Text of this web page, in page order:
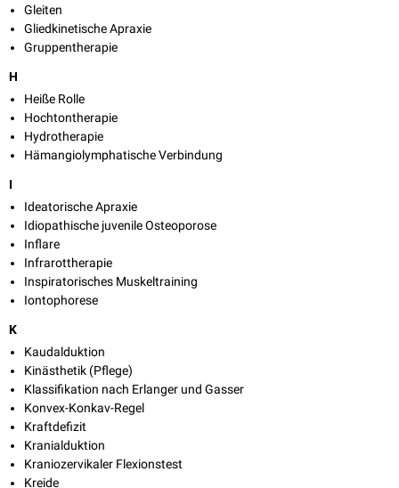
Gleiten
Gliedkinetische Apraxie
Gruppentherapie
H
Heiße Rolle
Hochtontherapie
Hydrotherapie
Hämangiolymphatische Verbindung
I
Ideatorische Apraxie
Idiopathische juvenile Osteoporose
Inflare
Infrarottherapie
Inspiratorisches Muskeltraining
Iontophorese
K
Kaudalduktion
Kinästhetik (Pflege)
Klassifikation nach Erlanger und Gasser
Konvex-Konkav-Regel
Kraftdefizit
Kranialduktion
Kraniozervikaler Flexionstest
Kreide